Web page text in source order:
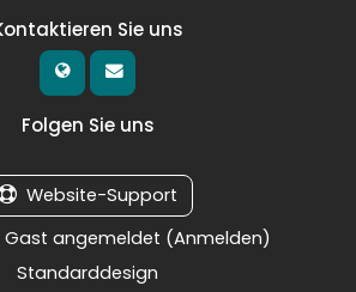
Sie uns
Folgen Sie uns
Website-Support
Gast angemeldet (Anmelden)
Standarddesign